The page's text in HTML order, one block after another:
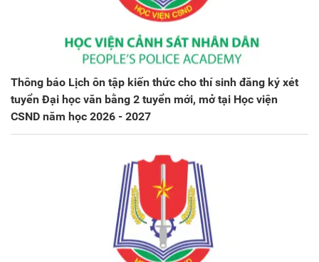
Thông báo Lịch ôn tập kiến thức cho thí sinh đăng ký xét
tuyển Đại học văn bằng 2 tuyển mới, mở tại Học viện
CSND năm học 2026 - 2027